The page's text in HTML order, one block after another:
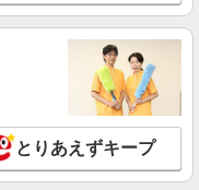
外かつ賃貸の場合のみ別
から支給／特別手当 ※手
異なります。詳細は面接
販売・お店作り〜マネ
円〜400,000円 経験者
円〜 ※試用期間中は
手当：30,800円（月給に
区歌舞伎町1丁目 靖国
とりあえずキープ